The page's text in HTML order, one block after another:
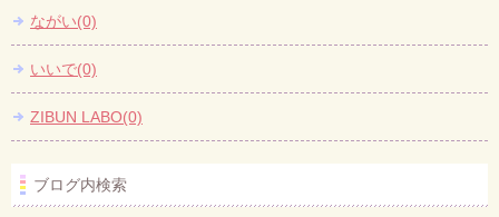
ながい(0)
いいで(0)
ZIBUN LABO(0)
ブログ内検索